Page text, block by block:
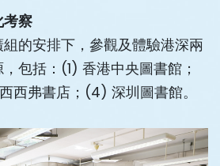
考察
的安排下，參觀及體驗港深兩
包括：(1) 香港中央圖書館；
西弗書店；(4) 深圳圖書館。